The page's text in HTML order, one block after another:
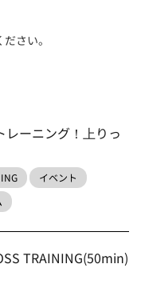
さい。
ーニング！上りっ
イベント
TRAINING(50min)